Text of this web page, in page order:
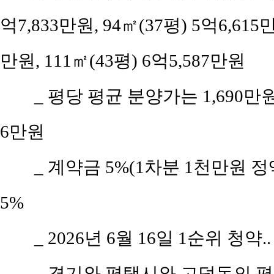
억7,833만원, 94㎡(37평) 5억6,615
만원, 111㎡(43평) 6억5,587만원
_ 평당 평균 분양가는 1,690
6만원
_ 계약금 5%(1차분 1천만원
5%
_ 2026년 6월 16일 1순위 청